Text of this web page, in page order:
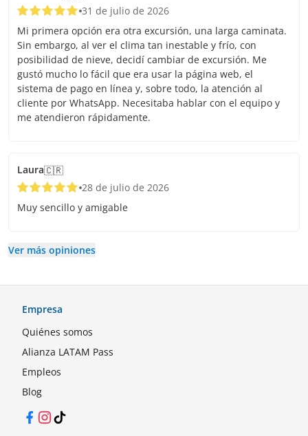
31 de julio de 2026
Mi primera opción era otra excursión, una larga caminata.
Sin embargo, al ver el clima tan inestable y frío, con
posibilidad de nieve, decidí cambiar de excursión. Me
gustó mucho lo fácil que era usar la página web, el
sistema de pago en línea y, sobre todo, la atención al
cliente por WhatsApp. Necesitaba hablar con el equipo y
me atendieron rápidamente.
Laura🇨🇷
28 de julio de 2026
Muy sencillo y amigable
Ver más opiniones
Empresa
Quiénes somos
Alianza LATAM Pass
Empleos
Blog
Facebook
Instagram
TikTok